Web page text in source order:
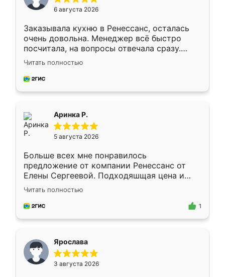
6 августа 2026
Заказывала кухню в Ренессанс, осталась
очень довольна. Менеджер всё быстро
посчитала, на вопросы отвечала сразу.
Замерщик приехал в субботу, подошёл к
делу со всей ответственностью. Собрали
за день, ребята работали аккуратно, даже
Читать полностью
Аринка Р.
5 августа 2026
Больше всех мне понравилось
предложение от компании Ренессанс от
Елены Сергеевой. Подходяшщая цена и
короткие сроки изготовления. Приехавший
для замера сотрудник Владислав
предложил по моему эскизу самый
Читать полностью
1
Ярослава
3 августа 2026